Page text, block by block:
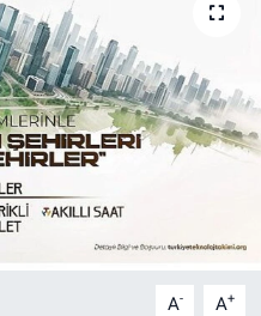
A- A+